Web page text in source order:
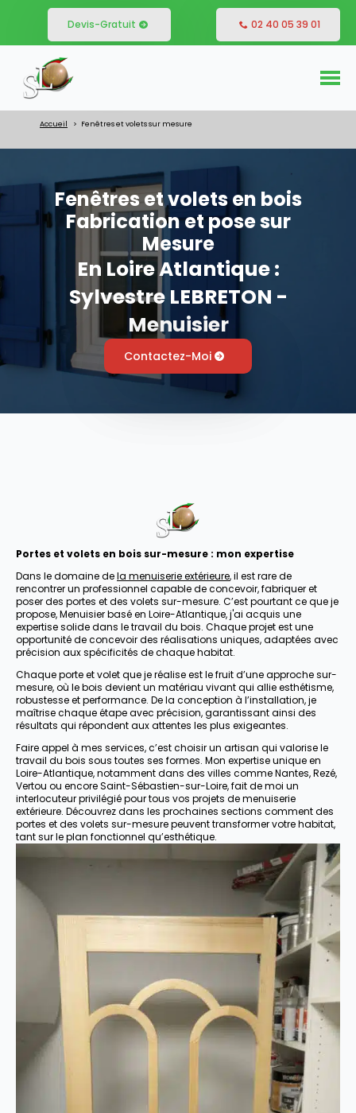
Devis-Gratuit 02 40 05 39 01
Accueil Fenêtres et volets sur mesure
Fenêtres et volets en bois
Fabrication et pose sur
Mesure
En Loire Atlantique :
Sylvestre LEBRETON -
Menuisier
Contactez-Moi
Portes et volets en bois sur-mesure : mon expertise
Dans le domaine dela menuiserie extérieure, il est rare de
rencontrer un professionnel capable de concevoir, fabriquer et
poser des portes et des volets sur-mesure. C’est pourtant ce que je
propose, Menuisier basé en Loire-Atlantique, j'ai acquis une
expertise solide dans le travail du bois. Chaque projet est une
opportunité de concevoir des réalisations uniques, adaptées avec
précision aux spécificités de chaque habitat.
Chaque porte et volet que je réalise est le fruit d’une approche sur-
mesure, où le bois devient un matériau vivant qui allie esthétisme,
robustesse et performance. De la conception à l’installation, je
maîtrise chaque étape avec précision, garantissant ainsi des
résultats qui répondent aux attentes les plus exigeantes.
Faire appel à mes services, c’est choisir un artisan qui valorise le
travail du bois sous toutes ses formes. Mon expertise unique en
Loire-Atlantique, notamment dans des villes comme Nantes, Rezé,
Vertou ou encore Saint-Sébastien-sur-Loire, fait de moi un
interlocuteur privilégié pour tous vos projets de menuiserie
extérieure. Découvrez dans les prochaines sections comment des
portes et des volets sur-mesure peuvent transformer votre habitat,
tant sur le plan fonctionnel qu’esthétique.